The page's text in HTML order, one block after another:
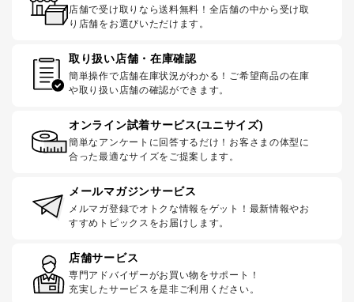
店舗で受け取りなら送料無料！全店舗の中から受け取
り店舗をお選びいただけます。
取り扱い店舗・在庫確認
簡単操作で店舗在庫状況がわかる！ご希望商品の在庫
や取り扱い店舗の確認ができます。
オンライン試着サービス(ユニサイズ)
簡単なアンケートに回答するだけ！お客さまの体型に
合った最適なサイズをご提案します。
メールマガジンサービス
メルマガ登録でオトクな情報をゲット！最新情報やお
すすめトピックスをお届けします。
店舗サービス
専門アドバイザーがお買い物をサポート！
充実したサービスを是非ご利用ください。